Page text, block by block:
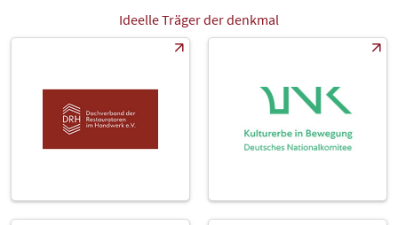
Ideelle Träger der denkmal